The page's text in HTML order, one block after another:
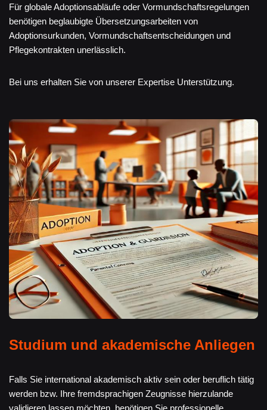
Für globale Adoptionsabläufe oder Vormundschaftsregelungen
benötigen beglaubigte Übersetzungsarbeiten von
Adoptionsurkunden, Vormundschaftsentscheidungen und
Pflegekontrakten unerlässlich.
Bei uns erhalten Sie von unserer Expertise Unterstützung.
Studium und akademische Anliegen
Falls Sie international akademisch aktiv sein oder beruflich tätig
werden bzw. Ihre fremdsprachigen Zeugnisse hierzulande
validieren lassen möchten, benötigen Sie professionelle